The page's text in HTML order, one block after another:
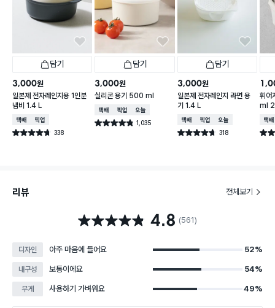
담기
3,000원
일본제 전자레인지용 1인분
냄비 1.4 L
택배배송매장픽업
별점 4.7점 338
건 작성
담기
3,000원
실리콘 용기 500 ml
택배배송매장픽업오늘배송
별점 4.8점 1,035
건 작성
담기
3,000원
일본제 전자레인지 라면 용
기 1.4 L
택배배송매장픽업오늘배송
별점 4.7점 318
건 작성
휘어
ml 2
택배
별점
리뷰 전체보기
별점 4.8점 4.8 (561)
디자인 아주 마음에 들어요 52%
내구성 보통이에요 54%
무게 사용하기 가벼워요 49%